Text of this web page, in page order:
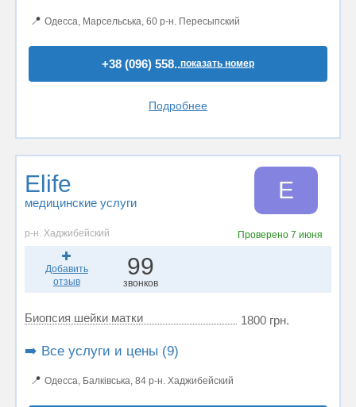
📍 Одесса, Марсельська, 60 р-н. Пересыпский
+38 (096) 558..показать номер
Подробнее
Elife
медицинские услуги E
р-н. Хаджибейский Проверено7 июня
Добавить
отзыв
99
звонков
Биопсия шейки матки 1800 грн.
➡️ Все услуги и цены (9)
📍 Одесса, Балківська, 84 р-н. Хаджибейский